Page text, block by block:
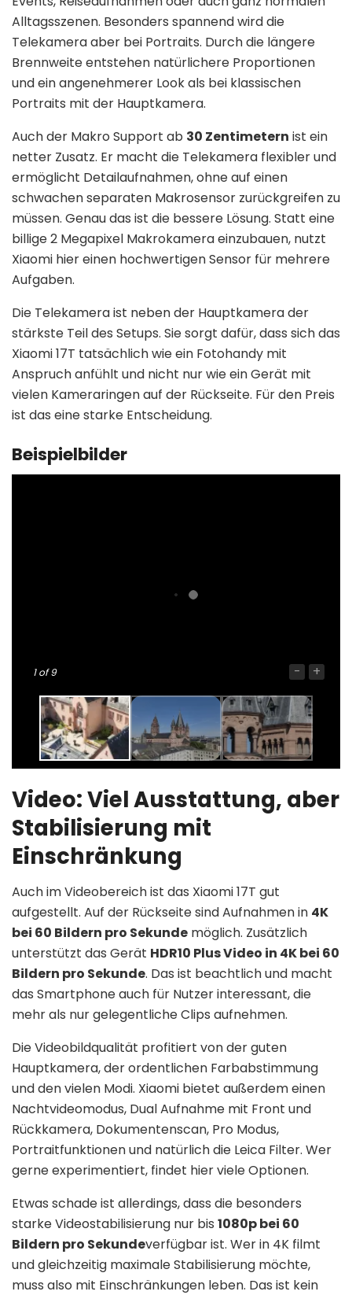
Alltagsszenen. Besonders spannend wird die
Telekamera aber bei Portraits. Durch die längere
Brennweite entstehen natürlichere Proportionen
und ein angenehmerer Look als bei klassischen
Portraits mit der Hauptkamera.
Auch der Makro Support ab 30 Zentimetern ist ein
netter Zusatz. Er macht die Telekamera flexibler und
ermöglicht Detailaufnahmen, ohne auf einen
schwachen separaten Makrosensor zurückgreifen zu
müssen. Genau das ist die bessere Lösung. Statt eine
billige 2 Megapixel Makrokamera einzubauen, nutzt
Xiaomi hier einen hochwertigen Sensor für mehrere
Aufgaben.
Die Telekamera ist neben der Hauptkamera der
stärkste Teil des Setups. Sie sorgt dafür, dass sich das
Xiaomi 17T tatsächlich wie ein Fotohandy mit
Anspruch anfühlt und nicht nur wie ein Gerät mit
vielen Kameraringen auf der Rückseite. Für den Preis
ist das eine starke Entscheidung.
Beispielbilder
1of 9 - +
Video: Viel Ausstattung, aber
Stabilisierung mit
Einschränkung
Auch im Videobereich ist das Xiaomi 17T gut
aufgestellt. Auf der Rückseite sind Aufnahmen in 4K
bei 60 Bildern pro Sekunde möglich. Zusätzlich
unterstützt das Gerät HDR10 Plus Video in 4K bei 60
Bildern pro Sekunde. Das ist beachtlich und macht
das Smartphone auch für Nutzer interessant, die
mehr als nur gelegentliche Clips aufnehmen.
Die Videobildqualität profitiert von der guten
Hauptkamera, der ordentlichen Farbabstimmung
und den vielen Modi. Xiaomi bietet außerdem einen
Nachtvideomodus, Dual Aufnahme mit Front und
Rückkamera, Dokumentenscan, Pro Modus,
Portraitfunktionen und natürlich die Leica Filter. Wer
gerne experimentiert, findet hier viele Optionen.
Etwas schade ist allerdings, dass die besonders
starke Videostabilisierung nur bis 1080p bei 60
Bildern pro Sekundeverfügbar ist. Wer in 4K filmt
und gleichzeitig maximale Stabilisierung möchte,
muss also mit Einschränkungen leben. Das ist kein